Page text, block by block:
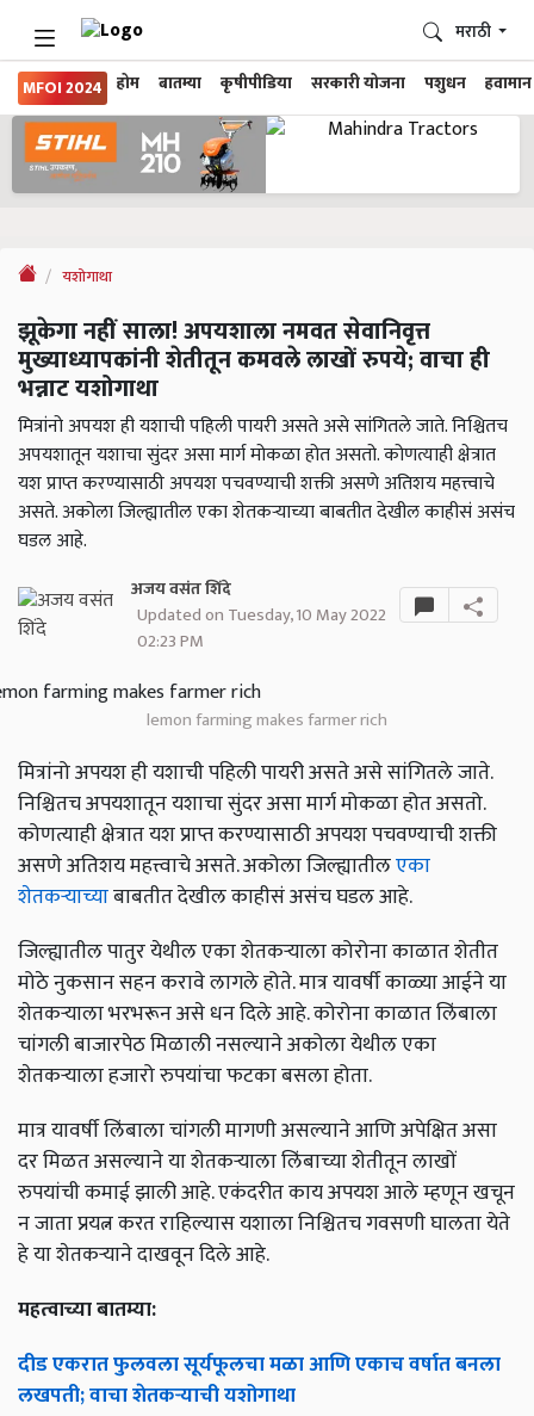
MFOI 2024 होम बातम्या कृषीपीडिया सरकारी योजना पशुधन हवामान
मराठी
यशोगाथा
झूकेगा नहीं साला! अपयशाला नमवत सेवानिवृत्त
मुख्याध्यापकांनी शेतीतून कमवले लाखों रुपये; वाचा ही
भन्नाट यशोगाथा
मित्रांनो अपयश ही यशाची पहिली पायरी असते असे सांगितले जाते. निश्चितच
अपयशातून यशाचा सुंदर असा मार्ग मोकळा होत असतो. कोणत्याही क्षेत्रात
यश प्राप्त करण्यासाठी अपयश पचवण्याची शक्ती असणे अतिशय महत्त्वाचे
असते. अकोला जिल्ह्यातील एका शेतकऱ्याच्या बाबतीत देखील काहीसं असंच
घडल आहे.
अजय वसंत शिंदे
Updated on Tuesday, 10 May 2022
02:23 PM
lemon farming makes farmer rich
मित्रांनो अपयश ही यशाची पहिली पायरी असते असे सांगितले जाते.
निश्चितच अपयशातून यशाचा सुंदर असा मार्ग मोकळा होत असतो.
कोणत्याही क्षेत्रात यश प्राप्त करण्यासाठी अपयश पचवण्याची शक्ती
असणे अतिशय महत्त्वाचे असते. अकोला जिल्ह्यातीलएका
शेतकऱ्याच्याबाबतीत देखील काहीसं असंच घडल आहे.
जिल्ह्यातील पातुर येथील एका शेतकऱ्याला कोरोना काळात शेतीत
मोठे नुकसान सहन करावे लागले होते. मात्र यावर्षी काळ्या आईने या
शेतकऱ्याला भरभरून असे धन दिले आहे. कोरोना काळात लिंबाला
चांगली बाजारपेठ मिळाली नसल्याने अकोला येथील एका
शेतकऱ्याला हजारो रुपयांचा फटका बसला होता.
मात्र यावर्षी लिंबाला चांगली मागणी असल्याने आणि अपेक्षित असा
दर मिळत असल्याने या शेतकऱ्याला लिंबाच्या शेतीतून लाखों
रुपयांची कमाई झाली आहे. एकंदरीत काय अपयश आले म्हणून खचून
न जाता प्रयत्न करत राहिल्यास यशाला निश्चितच गवसणी घालता येते
हे या शेतकर्‍याने दाखवून दिले आहे.
महत्वाच्या बातम्या:
दीड एकरात फुलवला सूर्यफूलचा मळा आणि एकाच वर्षात बनला
लखपती; वाचा शेतकऱ्याची यशोगाथा